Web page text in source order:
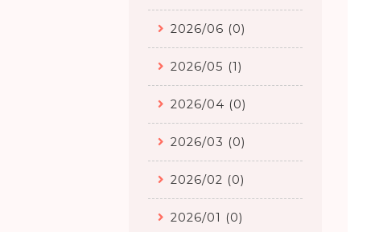
2026/06 (0)
2026/05 (1)
2026/04 (0)
2026/03 (0)
2026/02 (0)
2026/01 (0)